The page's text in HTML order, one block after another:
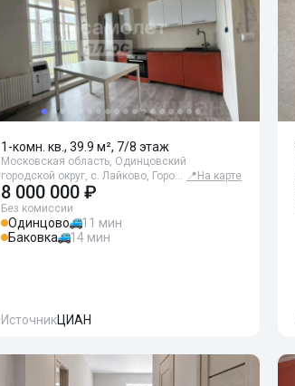
1-комн. кв., 39.9 м², 7/8 этаж
Московская область, Одинцовский
городской округ, с. Лайково, Горо… 📍 На карте
8 000 000 ₽
Без комиссии
Одинцово
11 мин
Баковка
14 мин
ИсточникЦИАН